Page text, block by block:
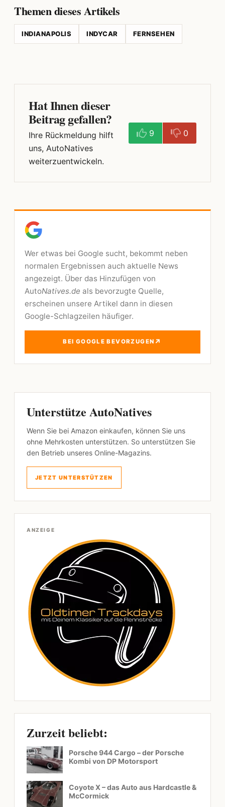
Themen dieses Artikels
INDIANAPOLIS INDYCAR FERNSEHEN
Hat Ihnen dieser
Beitrag gefallen?
Ihre Rückmeldung hilft
uns, AutoNatives
weiterzuentwickeln.
9 0
Wer etwas bei Google sucht, bekommt neben
normalen Ergebnissen auch aktuelle News
angezeigt. Über das Hinzufügen von
AutoNatives.de als bevorzugte Quelle,
erscheinen unsere Artikel dann in diesen
Google-Schlagzeilen häufiger.
BEI GOOGLE BEVORZUGEN ↗
Unterstütze AutoNatives
Wenn Sie bei Amazon einkaufen, können Sie uns
ohne Mehrkosten unterstützen. So unterstützen Sie
den Betrieb unseres Online-Magazins.
JETZT UNTERSTÜTZEN
ANZEIGE
Zurzeit beliebt:
Porsche 944 Cargo – der Porsche
Kombi von DP Motorsport
Coyote X – das Auto aus Hardcastle &
McCormick